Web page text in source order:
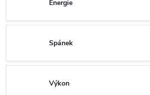
Energie
Spánek
Výkon